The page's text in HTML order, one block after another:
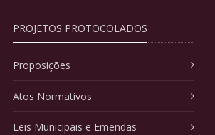
PROJETOS PROTOCOLADOS
Proposições
Atos Normativos
Leis Municipais e Emendas